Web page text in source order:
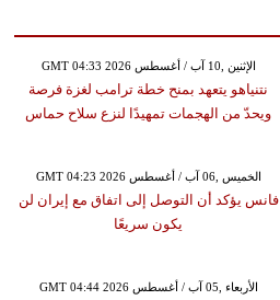
GMT 04:33 2026 الإثنين ,10 آب / أغسطس
نتنياهو يتعهد بمنح خطة ترامب لغزة فرصة
ويحدّ من الهجمات تمهيدًا لنزع سلاح حماس
GMT 04:23 2026 الخميس ,06 آب / أغسطس
فانس يؤكد أن التوصل إلى اتفاق مع إيران لن
يكون سريعًا
GMT 04:44 2026 الأربعاء ,05 آب / أغسطس